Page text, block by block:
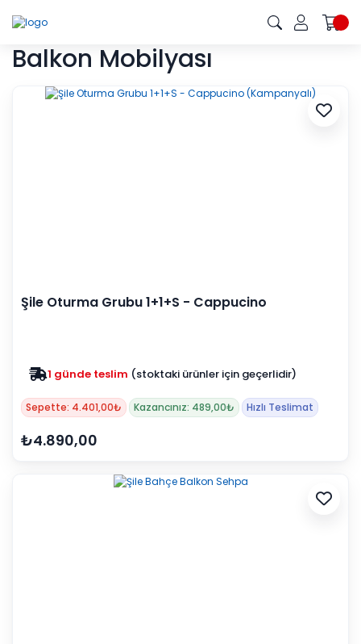
Balkon Mobilyası
Şile Oturma Grubu 1+1+S - Cappucino
1 günde teslim (stoktaki ürünler için geçerlidir)
Sepette: 4.401,00₺ Kazancınız: 489,00₺ Hızlı Teslimat
₺4.890,00